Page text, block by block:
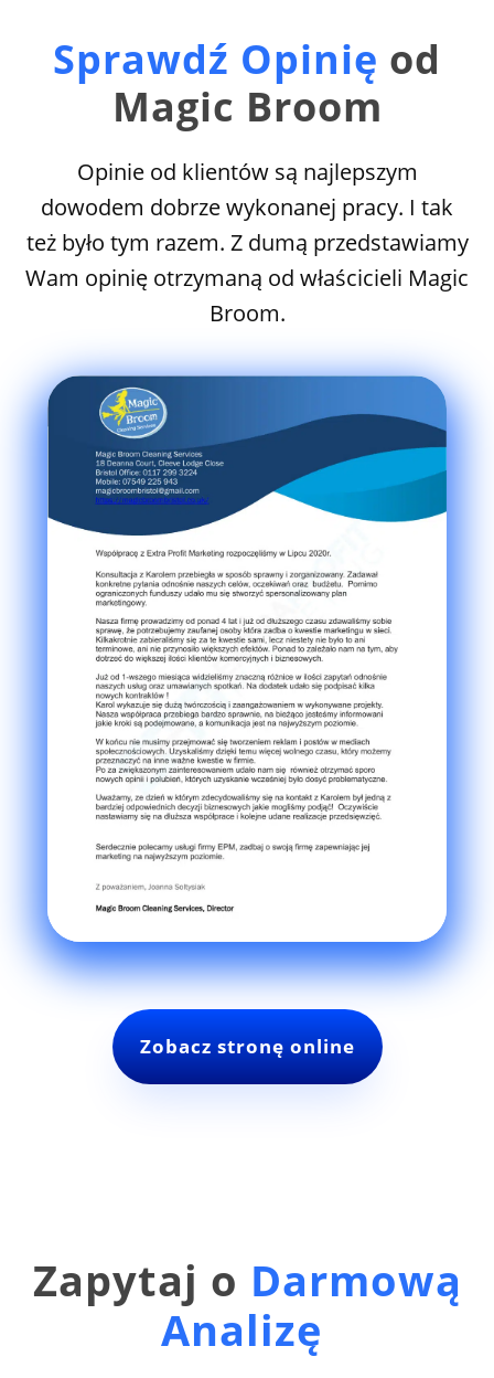
Sprawdź Opinię od
Magic Broom
Opinie od klientów są najlepszym
dowodem dobrze wykonanej pracy. I tak
też było tym razem. Z dumą przedstawiamy
Wam opinię otrzymaną od właścicieli Magic
Broom.
Zobacz stronę online
Zapytaj o Darmową
Analizę